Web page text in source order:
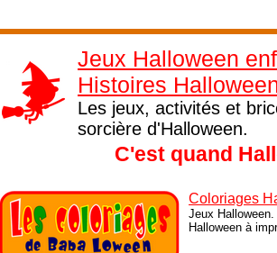
Jeux Halloween
Histoires
Les jeux, activités et
sorcière d'Halloween.
C'est quand
Coloriages
Jeux
Halloween à